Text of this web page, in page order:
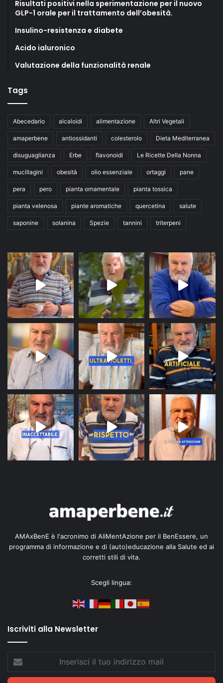
Risultati positivi nella sperimentazione per il nuovo
GLP-1 orale per il trattamento dell’obesità.
Insulino-resistenza e diabete
Acido ialuronico
Valutazione della funzionalità renale
Tags
Abecedario alcaloidi alimentazione Altri Vegetali
amaperbene antiossidanti colesterolo Dieta Mediterranea
disuguaglianza Erbe flavonoidi Le Ricette Della Nonna
mucillagini obesità olio essenziale ortaggi pane
pera pero pianta ornamentale pianta tossica
pianta velenosa piante aromatiche quercetina salute
saponine solanina Spezie tannini triterpeni
AMAxBenE è l'acronimo di AliMentAzione per il BenEssere, un
programma di informazione e di (auto)educazione alla Salute ed ai
corretti stili di vita.
Scegli lingua:
Iscriviti alla Newsletter
tuo